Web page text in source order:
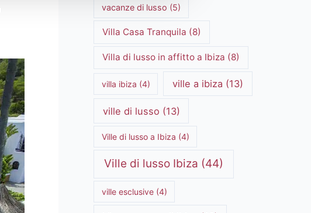
vacanze di lusso (5)
Villa Casa Tranquila (8)
Villa di lusso in affitto a Ibiza (8)
villa ibiza (4) ville a ibiza (13)
ville di lusso (13)
Ville di lusso a Ibiza (4)
Ville di lusso Ibiza (44)
ville esclusive(4)